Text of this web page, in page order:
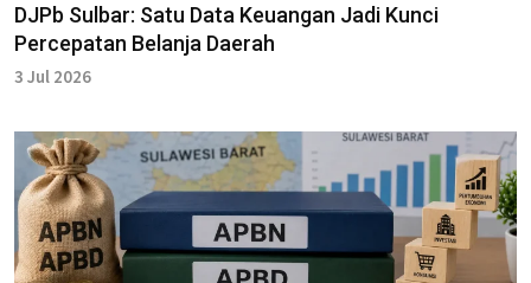
DJPb Sulbar: Satu Data Keuangan Jadi Kunci
Percepatan Belanja Daerah
3 Jul 2026